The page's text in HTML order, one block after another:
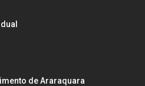
de Araraquara